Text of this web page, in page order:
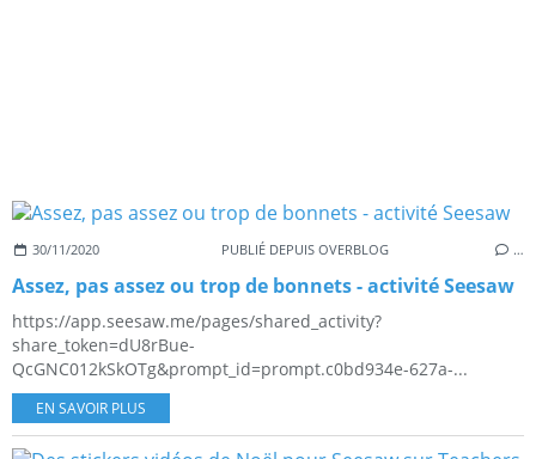
30/11/2020 PUBLIÉ DEPUIS OVERBLOG …
Assez, pas assez ou trop de bonnets - activité Seesaw
https://app.seesaw.me/pages/shared_activity?
share_token=dU8rBue-
QcGNC012kSkOTg&prompt_id=prompt.c0bd934e-627a-...
EN SAVOIR PLUS